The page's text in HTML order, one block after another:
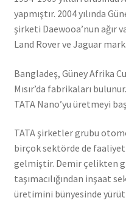
yapmıştır. 2004 yılında
şirketi Daewooa’nun ağır
Land Rover ve Jaguar
Bangladeş, Güney Afrika
Mısır’da fabrikaları
TATA Nano’yu üretmeyi
TATA şirketler grubu
birçok sektörde de
gelmiştir. Demir çelikten
taşımacılığından inşaat
üretimini bünyesinde